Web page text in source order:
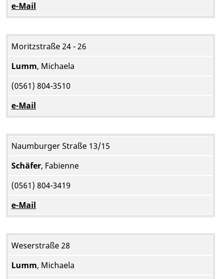
e-Mail
Moritzstraße 24 - 26
Lumm, Michaela
(0561) 804-3510
e-Mail
Naumburger Straße 13/15
Schäfer, Fabienne
(0561) 804-3419
e-Mail
Weserstraße 28
Lumm, Michaela